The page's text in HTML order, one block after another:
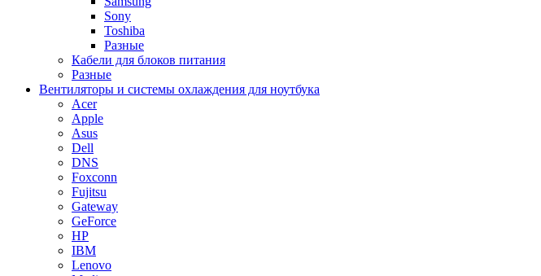
Sony
Toshiba
Разные
Кабели для блоков питания
Разные
Вентиляторы и системы охлаждения для ноутбука
Acer
Apple
Asus
Dell
DNS
Foxconn
Fujitsu
Gateway
GeForce
HP
IBM
Lenovo